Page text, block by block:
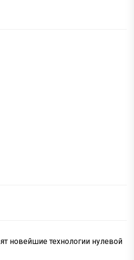
новейшие технологии нулевой